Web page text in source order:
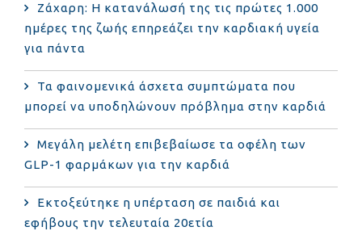
Ζάχαρη: Η κατανάλωσή της τις πρώτες 1.000
ημέρες της ζωής επηρεάζει την καρδιακή υγεία
για πάντα
Τα φαινομενικά άσχετα συμπτώματα που
μπορεί να υποδηλώνουν πρόβλημα στην καρδιά
Μεγάλη μελέτη επιβεβαίωσε τα οφέλη των
GLP-1 φαρμάκων για την καρδιά
Εκτοξεύτηκε η υπέρταση σε παιδιά και
εφήβους την τελευταία 20ετία